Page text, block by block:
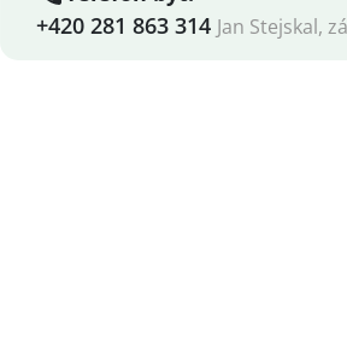
+420 281 863 314 Jan Stejskal,